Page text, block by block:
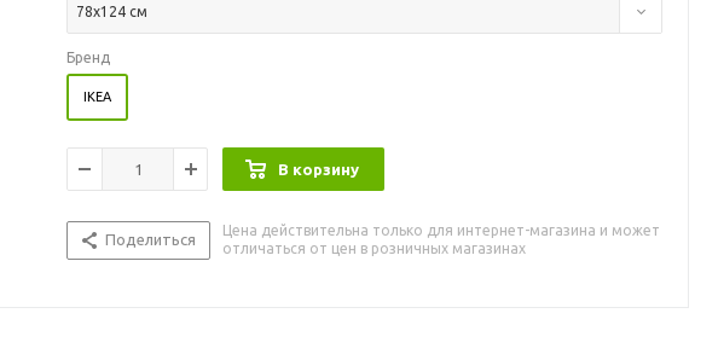
78x124 см
Бренд
IKEA
В корзину
Поделиться
Цена действительна только для интернет-магазина и может
отличаться от цен в розничных магазинах